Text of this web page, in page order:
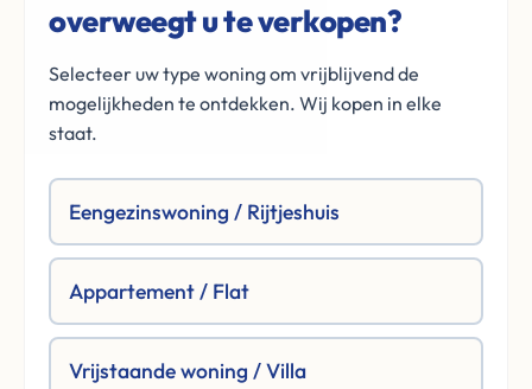
overweegt u te verkopen?
Selecteer uw type woning om vrijblijvend de
mogelijkheden te ontdekken. Wij kopen in elke
staat.
Eengezinswoning / Rijtjeshuis
Appartement / Flat
Vrijstaande woning / Villa